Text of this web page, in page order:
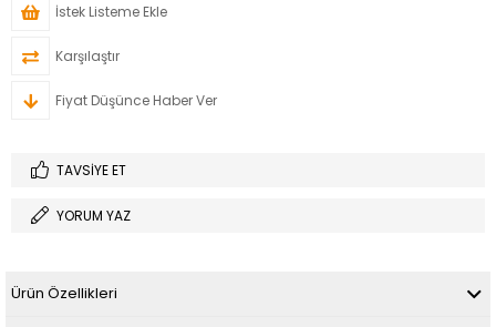
İstek Listeme Ekle
Karşılaştır
Fiyat Düşünce Haber Ver
TAVSIYE ET
YORUM YAZ
Ürün Özellikleri